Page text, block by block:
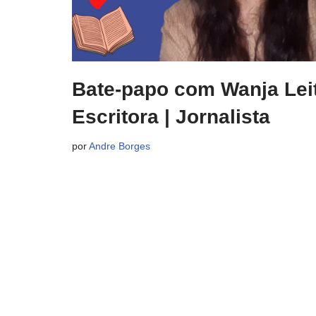
Bate-papo com Wanja
Escritora | Jornalista
porAndre Borges